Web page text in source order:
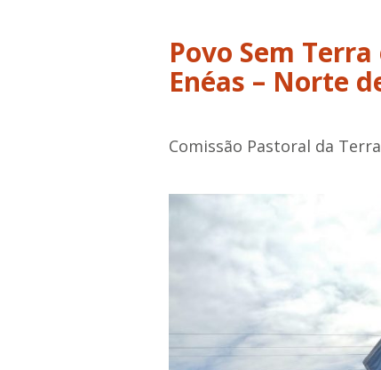
Povo Sem
Enéas – Norte
Comissão Pastoral da